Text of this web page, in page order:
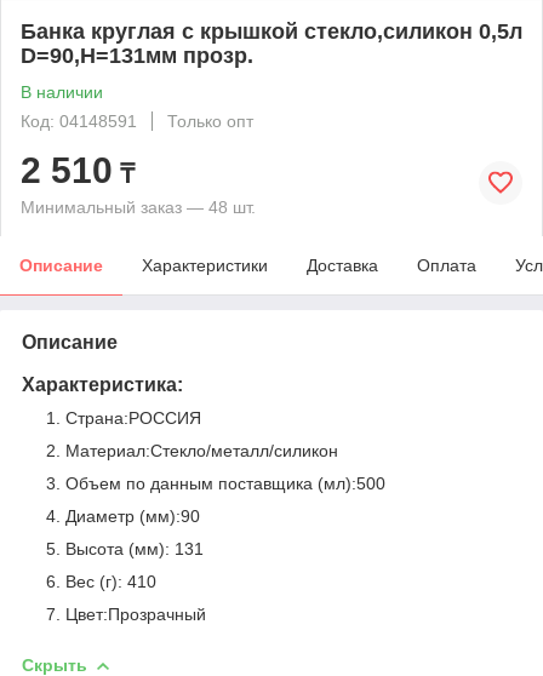
Банка круглая с крышкой стекло,силикон 0,5л
D=90,H=131мм прозр.
В наличии
Код: 04148591
Только опт
2 510 ₸
Минимальный заказ — 48 шт.
Описание Характеристики Доставка Оплата
Описание
Характеристика:
Страна:РОССИЯ
Материал:Стекло/металл/силикон
Объем по данным поставщика (мл):500
Диаметр (мм):90
Высота (мм): 131
Вес (г): 410
Цвет:Прозрачный
Скрыть